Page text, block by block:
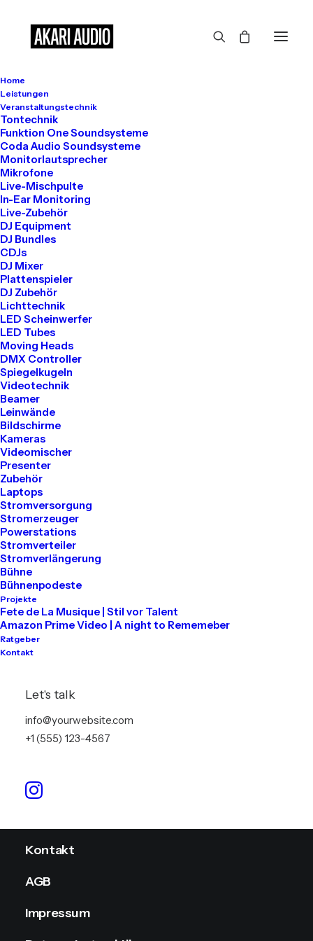
Home
Leistungen
Veranstaltungstechnik
Tontechnik
Funktion One Soundsysteme
Coda Audio Soundsysteme
Monitorlautsprecher
Mikrofone
Live-Mischpulte
In-Ear Monitoring
Live-Zubehör
DJ Equipment
DJ Bundles
CDJs
DJ Mixer
Plattenspieler
DJ Zubehör
Lichttechnik
LED Scheinwerfer
LED Tubes
Moving Heads
DMX Controller
Spiegelkugeln
Videotechnik
Beamer
Leinwände
Bildschirme
Kameras
Videomischer
Presenter
Zubehör
Laptops
Stromversorgung
Stromerzeuger
Powerstations
Stromverteiler
Stromverlängerung
Bühne
Bühnenpodeste
Projekte
Fete de La Musique | Stil vor Talent
Amazon Prime Video | A night to Rememeber
Ratgeber
Kontakt
Let's talk
info@yourwebsite.com
+1 (555) 123-4567
Großes kündigt sich an
Hier bahnt sich etwas Großes an! Unser Shop ist in Arbeit und
wird bald veröffentlicht!
Get in touch
Tel: 030 2000 5441
Mail: info@akari-audio.de
Unser Standort
Akari Events
Bessemerstraße 80
12013 Berlin
Mieten
Tontechnik
Videotechnik
Info
Kontakt
AGB
Impressum